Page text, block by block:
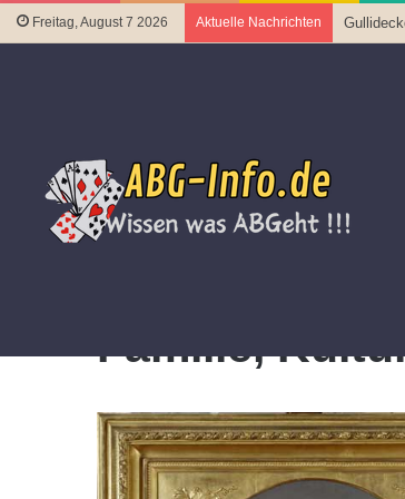
Freitag, August 7 2026 Aktuelle Nachrichten
Familie,